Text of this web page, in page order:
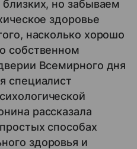
но забываем
здоровье
насколько хорошо
собственном
Всемирного дня
специалист
рассказала
способах
здоровья и